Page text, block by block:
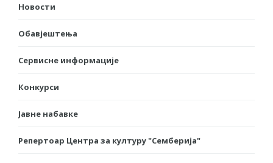
Новости
Обавјештења
Сервисне информације
Конкурси
Јавне набавке
Репертоар Центра за културу "Семберија"